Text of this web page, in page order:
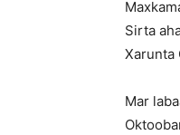
Sirta
Xarunta
Mar